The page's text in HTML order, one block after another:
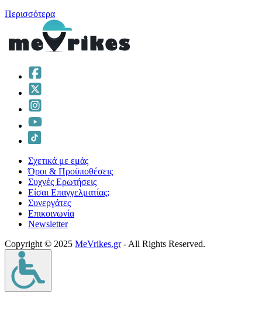
Περισσότερα
Σχετικά με εμάς
Όροι & Προϋποθέσεις
Συχνές Ερωτήσεις
Είσαι Επαγγελματίας;
Συνεργάτες
Επικοινωνία
Νewsletter
Copyright © 2025 MeVrikes.gr- All Rights Reserved.